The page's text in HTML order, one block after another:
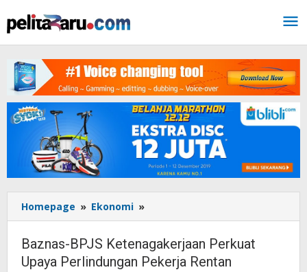
ke
konten
Homepage » Ekonomi »
BPJS
Ketenagakerjaan
Perkuat
Upaya
Baznas-BPJS Ketenagakerjaan Perkuat
Upaya Perlindungan Pekerja Rentan